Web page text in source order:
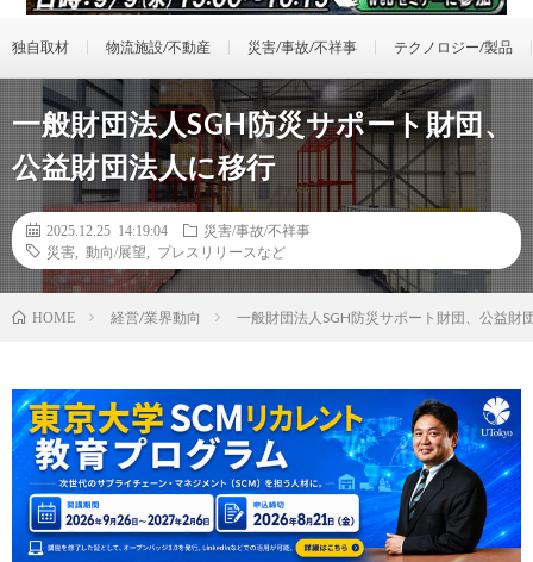
独自取材 物流施設/不動産 災害/事故/不祥事 テクノロジー/製品
一般財団法人SGH防災サポート財団、
公益財団法人に移行
2025.12.25 14:19:04
災害/事故/不祥事
災害
動向/展望 プレスリリースなど
HOME 経営/業界動向 一般財団法人SGH防災サポート財団、公益財